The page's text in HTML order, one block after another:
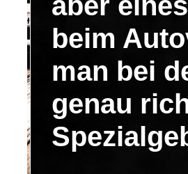
beim
man bei
genau